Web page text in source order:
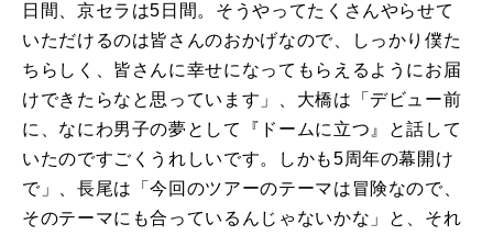
日間、京セラは5日間。そうやってたくさんやらせて
いただけるのは皆さんのおかげなので、しっかり僕た
ちらしく、皆さんに幸せになってもらえるようにお届
けできたらなと思っています」、大橋は「デビュー前
に、なにわ男子の夢として『ドームに立つ』と話して
いたのですごくうれしいです。しかも5周年の幕開け
で」、長尾は「今回のツアーのテーマは冒険なので、
そのテーマにも合っているんじゃないかな」と、それ